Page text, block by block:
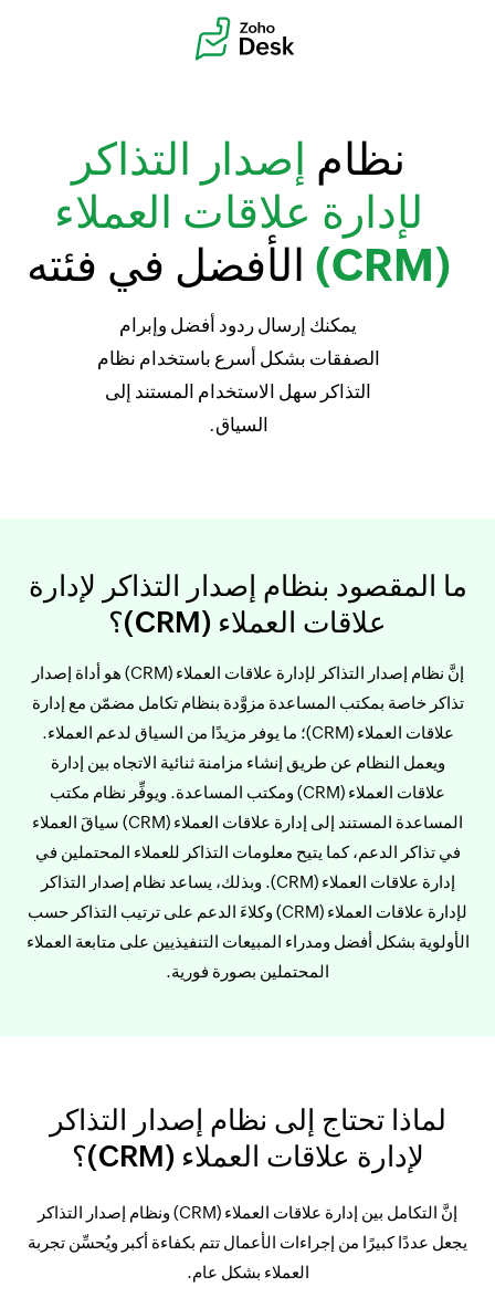
نظام إصدار التذاكر
لإدارة علاقات العملاء
(CRM)
الأفضل في فئته
يمكنك إرسال ردود أفضل وإبرام
الصفقات بشكل أسرع باستخدام نظام
التذاكر سهل الاستخدام المستند إلى
السياق.
ما المقصود بنظام إصدار التذاكر لإدارة
علاقات العملاء (CRM)؟
إنَّ نظام إصدار التذاكر لإدارة علاقات العملاء (CRM) هو أداة إصدار
تذاكر خاصة بمكتب المساعدة مزوَّدة بنظام تكامل مضمّن مع إدارة
علاقات العملاء (CRM)؛ ما يوفر مزيدًا من السياق لدعم العملاء.
ويعمل النظام عن طريق إنشاء مزامنة ثنائية الاتجاه بين إدارة
علاقات العملاء (CRM) ومكتب المساعدة. ويوفِّر نظام مكتب
المساعدة المستند إلى إدارة علاقات العملاء (CRM) سياقَ العملاء
في تذاكر الدعم، كما يتيح معلومات التذاكر للعملاء المحتملين في
إدارة علاقات العملاء (CRM). وبذلك، يساعد نظام إصدار التذاكر
لإدارة علاقات العملاء (CRM) وكلاءَ الدعم على ترتيب التذاكر حسب
الأولوية بشكل أفضل ومدراء المبيعات التنفيذيين على متابعة العملاء
المحتملين بصورة فورية.
لماذا تحتاج إلى نظام إصدار التذاكر
لإدارة علاقات العملاء (CRM)؟
إنَّ التكامل بين إدارة علاقات العملاء (CRM) ونظام إصدار التذاكر
يجعل عددًا كبيرًا من إجراءات الأعمال تتم بكفاءة أكبر ويُحسِّن تجربة
العملاء بشكل عام.